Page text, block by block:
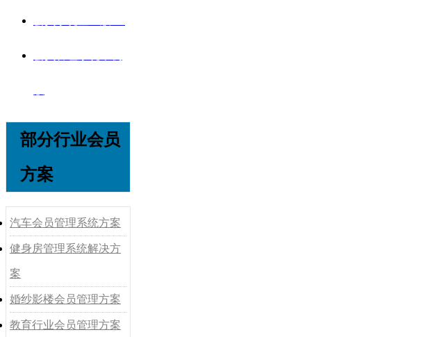
部分行业会员
方案
汽车会员管理系统方案
健身房管理系统解决方
案
婚纱影楼会员管理方案
教育行业会员管理方案